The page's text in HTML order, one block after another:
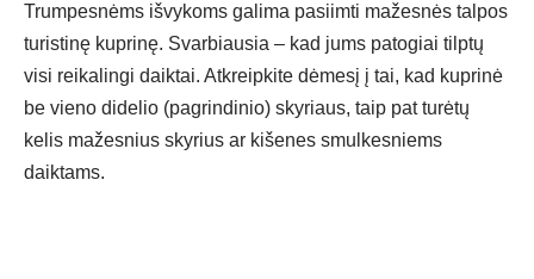
Trumpesnėms išvykoms galima pasiimti mažesnės talpos
turistinę kuprinę. Svarbiausia – kad jums patogiai tilptų
visi reikalingi daiktai. Atkreipkite dėmesį į tai, kad kuprinė
be vieno didelio (pagrindinio) skyriaus, taip pat turėtų
kelis mažesnius skyrius ar kišenes smulkesniems
daiktams.